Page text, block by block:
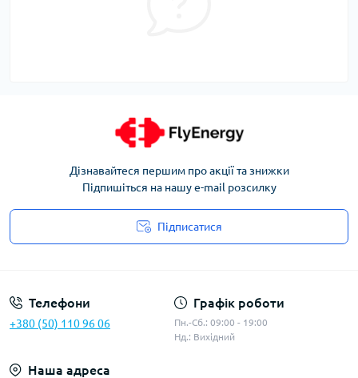
Дізнавайтеся першим про акції та знижки
Підпишіться на нашу e-mail розсилку
Підписатися
Телефони
+380 (50) 110 96 06
Графік роботи
Пн.-Сб.: 09:00 - 19:00
Нд.: Вихідний
Наша адреса